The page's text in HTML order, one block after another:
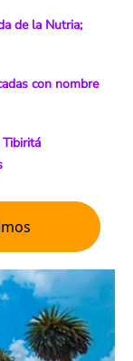
de la Nutria;
con nombre